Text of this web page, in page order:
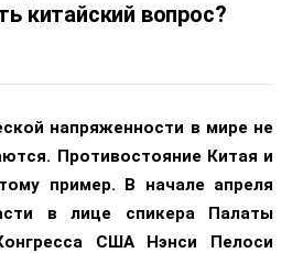
китайский вопрос?
напряженности в мире не
Противостояние Китая и
пример. В начале апреля
в лице спикера Палаты
США Нэнси Пелоси